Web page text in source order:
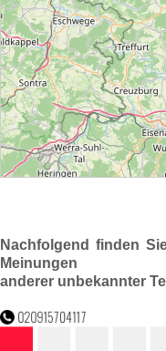
Nachfolgend finden
Meinungen
anderer unbekannter